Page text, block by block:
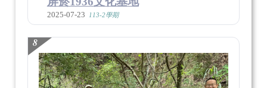
2025-07-23 113-2學期
8